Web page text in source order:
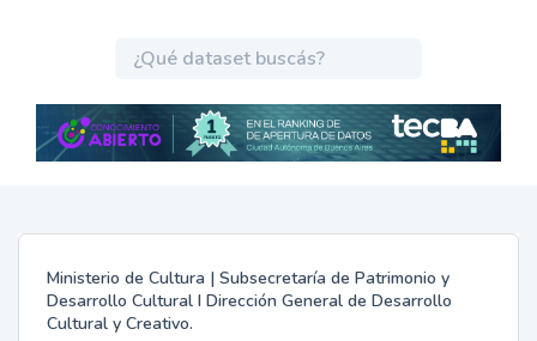
Ministerio de Cultura | Subsecretaría de Patrimonio y
Desarrollo Cultural I Dirección General de Desarrollo
Cultural y Creativo.